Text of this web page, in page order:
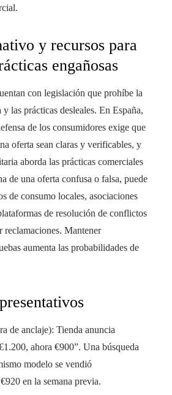
y recursos para
engañosas
con legislación que prohíbe la
las prácticas desleales. En España,
de los consumidores exige que
oferta sean claras y verificables, y
aborda las prácticas comerciales
de una oferta confusa o falsa, puede
de consumo locales, asociaciones
de resolución de conflictos
reclamaciones. Mantener
aumenta las probabilidades de
de anclaje): Tienda anuncia
ahora €900”. Una búsqueda
modelo se vendió
en la semana previa.